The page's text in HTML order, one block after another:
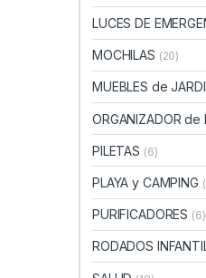
LUCES DE
MOCHILAS (20)
MUEBLES de
ORGANIZADOR de
PILETAS (6)
PLAYA y CAMPING
PURIFICADORES (6)
RODADOS